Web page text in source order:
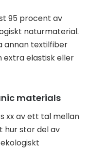
95 procent av
naturmaterial.
annan textilfiber
extra elastisk eller
materials
xx av ett tal mellan
hur stor del av